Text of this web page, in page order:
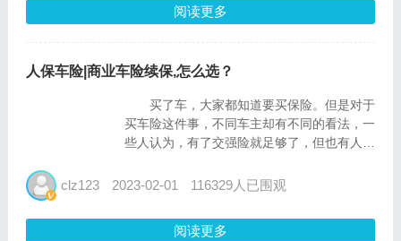
阅读更多
人保车险|商业车险续保,怎么选？
买了车，大家都知道要买保险。但是对于
买车险这件事，不同车主却有不同的看法，一
些人认为，有了交强险就足够了，但也有人认
买，还得要根据自身情况，选择适合自己的方
案给大家参考： 一、...
clz123 2023-02-01 116329人已围观
阅读更多